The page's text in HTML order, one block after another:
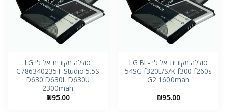
סוללה מקורית אל ג'י LG BL-
54SG f320L/S/K f300 f260s
G2 1600mah
₪95.00
סוללה מקורית אל ג'י LG
C786340235T Studio 5.5S
D630 D630L D630U
2300mah
₪95.00